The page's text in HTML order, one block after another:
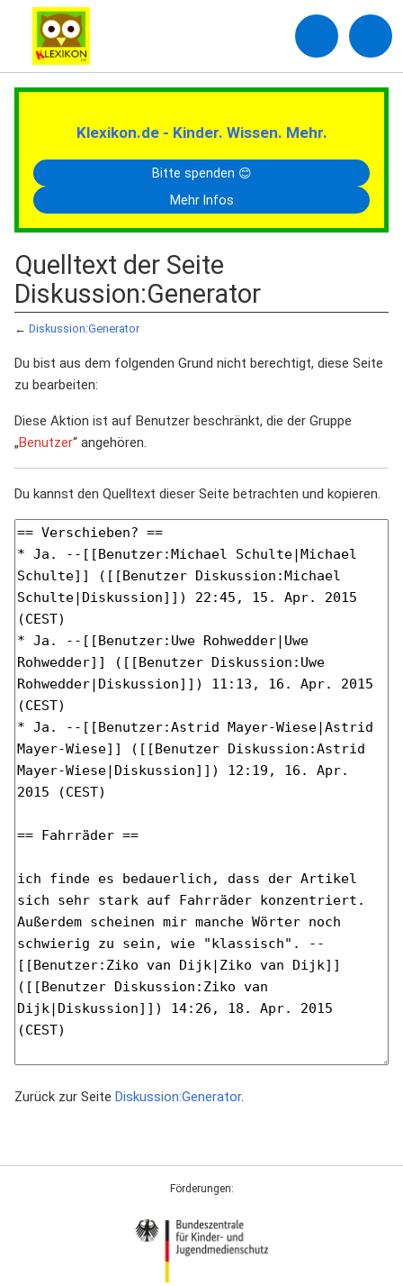
Klexikon.de - Kinder. Wissen. Mehr.
Bitte spenden 😊
Mehr Infos
Quelltext der Seite
Diskussion:Generator
← Diskussion:Generator
Du bist aus dem folgenden Grund nicht berechtigt, diese Seite
zu bearbeiten:
Diese Aktion ist auf Benutzer beschränkt, die der Gruppe
„Benutzer“ angehören.
Du kannst den Quelltext dieser Seite betrachten und kopieren.
Zurück zur Seite Diskussion:Generator.
Förderungen: